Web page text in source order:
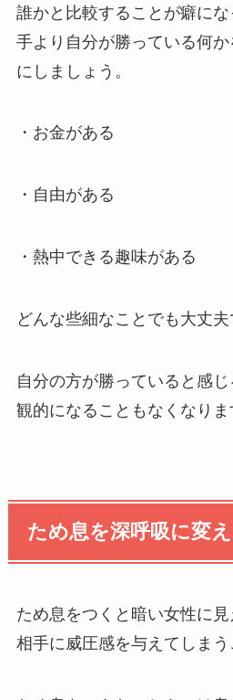
誰かと比較することが癖に
手より自分が勝っている何
にしましょう。
・お金がある
・自由がある
・熱中できる趣味がある
どんな些細なことでも大丈夫
自分の方が勝っていると感
観的になることもなくなりま
ため息を深呼吸に変
ため息をつくと暗い女性に見
相手に威圧感を与えてしまう